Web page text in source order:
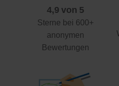
4,9 von 5
Sterne bei 600+
anonymen
Bewertungen